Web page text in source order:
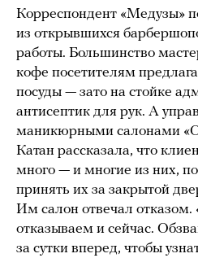
Корреспондент «Медузы»
из открывшихся
работы. Большинство
кофе посетителям
посуды — зато на стойке
антисептик для рук. А
маникюрными салонами
Катан рассказала, что
много — и многие из них,
принять их за закрытой
Им салон отвечал
отказываем и сейчас.
за сутки вперед, чтобы